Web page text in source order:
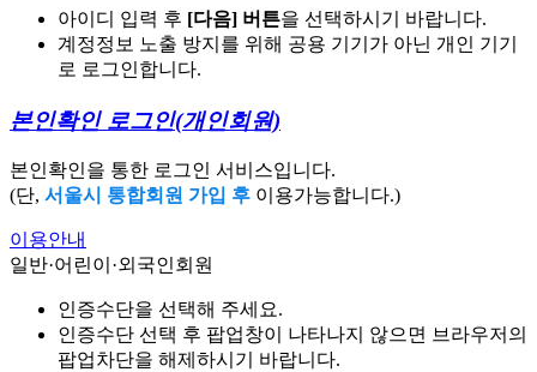
아이디 입력 후 [다음] 버튼을 선택하시기 바랍니다.
계정정보 노출 방지를 위해 공용 기기가 아닌 개인 기기
로 로그인합니다.
본인확인 로그인(개인회원)
본인확인을 통한 로그인 서비스입니다.
(단, 서울시 통합회원 가입 후 이용가능합니다.)
이용안내
일반·어린이·외국인회원
인증수단을 선택해 주세요.
인증수단 선택 후 팝업창이 나타나지 않으면 브라우저의
팝업차단을 해제하시기 바랍니다.